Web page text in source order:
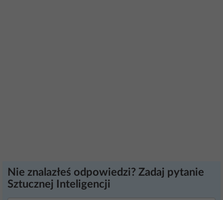
Nie znalazłeś odpowiedzi? Zadaj pytanie
Sztucznej Inteligencji